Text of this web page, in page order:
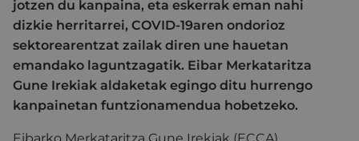
jotzen du kanpaina, eta eskerrak eman nahi
dizkie herritarrei, COVID-19aren ondorioz
sektorearentzat zailak diren une hauetan
emandako laguntzagatik. Eibar Merkataritza
Gune Irekiak aldaketak egingo ditu hurrengo
kanpainetan funtzionamendua hobetzeko.